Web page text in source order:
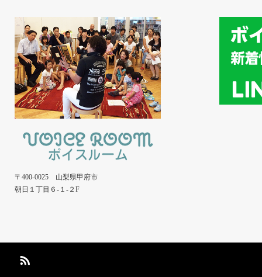
〒400-0025 山梨県甲府市
朝日１丁目６-１-２F